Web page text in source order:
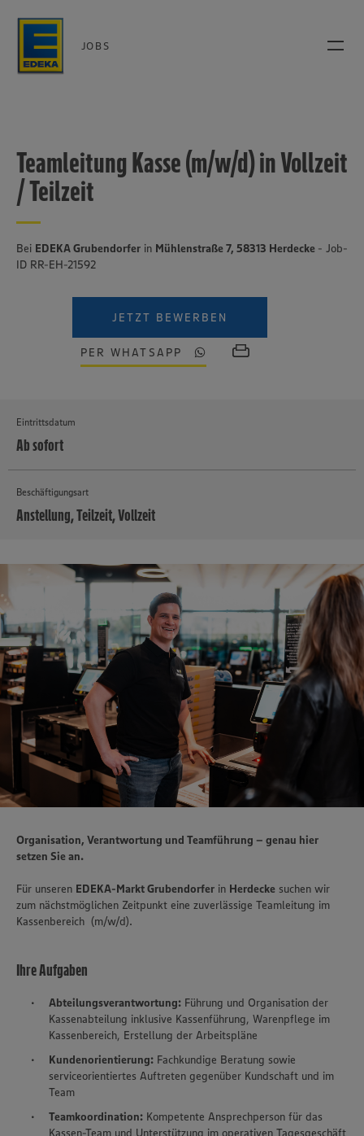
JOBS
Teamleitung Kasse (m/w/d) in Vollzeit
/ Teilzeit
Bei EDEKA Grubendorfer in Mühlenstraße 7, 58313 Herdecke - Job-
ID RR-EH-21592
JETZT BEWERBEN
PER WHATSAPP
Eintrittsdatum
Ab sofort
Beschäftigungsart
Anstellung, Teilzeit, Vollzeit
Organisation, Verantwortung und Teamführung – genau hier
setzen Sie an.
Für unseren EDEKA-Markt Grubendorfer in Herdecke suchen wir
zum nächstmöglichen Zeitpunkt eine zuverlässige Teamleitung im
Kassenbereich (m/w/d).
Ihre Aufgaben
Abteilungsverantwortung: Führung und Organisation der
Kassenabteilung inklusive Kassenführung, Warenpflege im
Kassenbereich, Erstellung der Arbeitspläne
Kundenorientierung: Fachkundige Beratung sowie
serviceorientiertes Auftreten gegenüber Kundschaft und im
Team
Teamkoordination: Kompetente Ansprechperson für das
Kassen-Team und Unterstützung im operativen Tagesgeschäft